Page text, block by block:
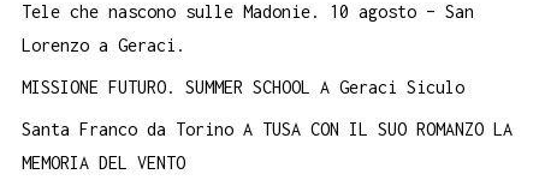
Tele che nascono sulle Madonie. 10 agosto – San
Lorenzo a Geraci.
MISSIONE FUTURO. SUMMER SCHOOL A Geraci Siculo
Santa Franco da Torino A TUSA CON IL SUO ROMANZO LA
MEMORIA DEL VENTO